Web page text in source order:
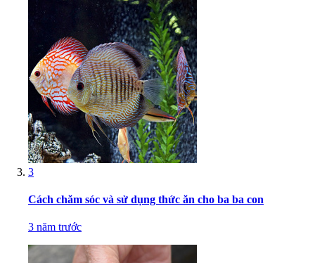
3
Cách chăm sóc và sử dụng thức ăn cho ba ba con
3 năm trước